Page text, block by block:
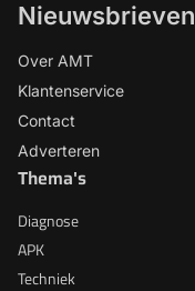
Nieuwsbrieven
Over AMT
Klantenservice
Contact
Adverteren
Thema's
Diagnose
APK
Techniek